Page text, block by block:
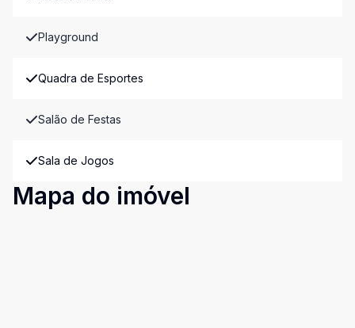
Playground
Quadra de Esportes
Salão de Festas
Sala de Jogos
Mapa do imóvel